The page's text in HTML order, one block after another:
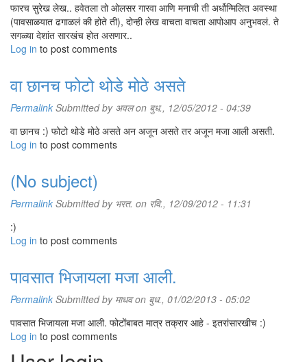
फारच सुरेख लेख.. हवेतला तो ओलसर गारवा आणि मनाची ती अर्धोन्मिलित अवस्था
(पावसाळयात ढगाळलं की होते ती), दोन्ही लेख वाचता वाचता आपोआप अनुभवलं. ते
सगळ्या देशांत सारखंच होत असणार..
Log in to post comments
वा छानच फोटो थोडे मोठे असते
Permalink Submitted by अवलon बुध., 12/05/2012 - 04:39
वा छानच :) फोटो थोडे मोठे असते अन अजून असते तर अजून मजा आली असती.
Log in to post comments
(No subject)
Permalink Submitted by भरत. on रवि., 12/09/2012 - 11:31
:)
Log in to post comments
पावसात भिजायला मजा आली.
Permalink Submitted by माधवon बुध., 01/02/2013 - 05:02
पावसात भिजायला मजा आली. फोटोंबाबत मात्र तक्रार आहे - इतरांसारखीच :)
Log in to post comments